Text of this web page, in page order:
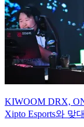
KIWOOM DRX,
Xipto Esports와 맞